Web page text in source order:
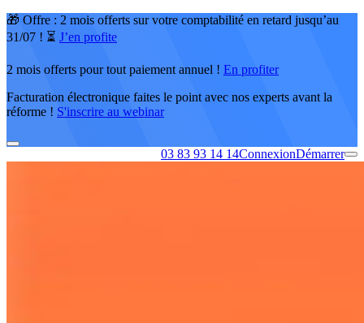
🎁 Offre : 2 mois offerts sur votre comptabilité en retard jusqu’au
31/07 ! ⏳ J’en profite
2 mois offerts pour tout paiement annuel ! En profiter
Facturation électronique faites le point avec nos experts avant la
réforme ! S'inscrire au webinar
03 83 93 14 14ConnexionDémarrer